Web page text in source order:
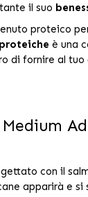
il suo
proteico
è una
di fornire al
con il
apparirà e si